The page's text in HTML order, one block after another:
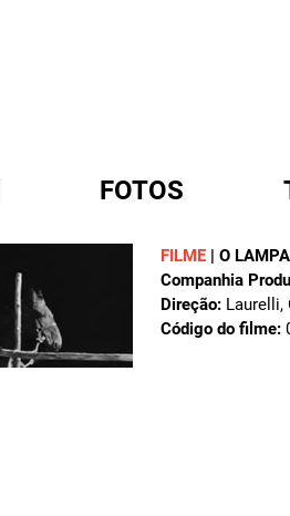
FOTOS
FILME | O
Companhia
Direção: Laurelli,
Código do filme: